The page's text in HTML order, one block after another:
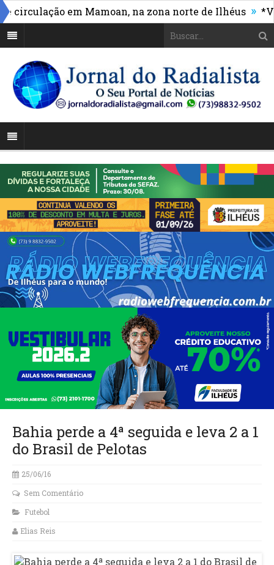
em Mamoan, na zona norte de Ilhéus »
Bahia perde a 4ª seguida e leva 2 a 1
do Brasil de Pelotas
25/06/16
Sem Comentário
Futebol
Elias Reis